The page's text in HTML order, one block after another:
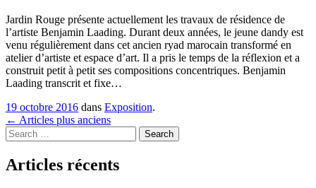
Jardin Rouge présente actuellement les travaux de résidence de
l’artiste Benjamin Laading. Durant deux années, le jeune dandy est
venu régulièrement dans cet ancien ryad marocain transformé en
atelier d’artiste et espace d’art. Il a pris le temps de la réflexion et a
construit petit à petit ses compositions concentriques. Benjamin
Laading transcrit et fixe…
19 octobre 2016 dans Exposition.
Navigation
dans
les
← Articles plus anciens
Search
Articles récents